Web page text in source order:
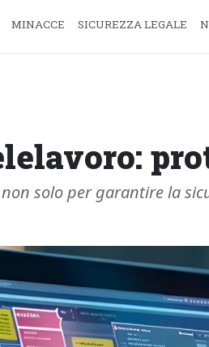
MINACCE SICUREZZA LEGALE
non solo per garantire la